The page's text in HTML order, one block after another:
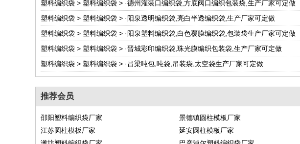
塑料编织袋 > 塑料编织袋 > ·德州灌装口编织袋,方底阀口编织包装袋,生产厂家可定做
塑料编织袋 > 塑料编织袋 > ·阳泉透明编织袋,亮白半透编织袋,生产厂家可定做
塑料编织袋 > 塑料编织袋 > ·阳泉塑料编织袋,白色覆膜编织袋,包装袋生产厂家可定做
塑料编织袋 > 塑料编织袋 > ·晋城彩印编织袋,珠光膜编织包装袋,生产厂家可定做
塑料编织袋 > 塑料编织袋 > · 吕梁吨包,吨袋,吊装袋,太空袋生产厂家可定做
推荐会员
邵阳塑料编织袋厂家 景德镇圆柱模板厂家
江苏圆柱模板厂家
延安圆柱模板厂家